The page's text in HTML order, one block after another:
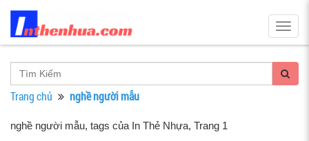
Trang chủ nghề người mẫu
nghề người mẫu, tags của In Thẻ Nhựa, Trang 1